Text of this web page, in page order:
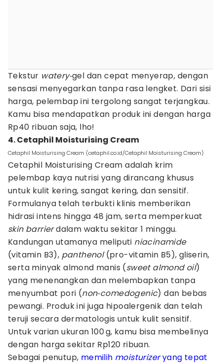
Tekstur watery‑gel dan cepat menyerap, dengan
sensasi menyegarkan tanpa rasa lengket. Dari sisi
harga, pelembap ini tergolong sangat terjangkau.
Kamu bisa mendapatkan produk ini dengan harga
Rp40 ribuan saja, lho!
4. Cetaphil Moisturising Cream
Cetaphil Moisturising Cream (cetaphil.co.id/Cetaphil Moisturising Cream)
Cetaphil Moisturising Cream adalah krim
pelembap kaya nutrisi yang dirancang khusus
untuk kulit kering, sangat kering, dan sensitif.
Formulanya telah terbukti klinis memberikan
hidrasi intens hingga 48 jam, serta memperkuat
skin barrierdalam waktu sekitar 1 minggu.
Kandungan utamanya meliputi niacinamide
(vitamin B3), panthenol(pro-vitamin B5), gliserin,
serta minyak almond manis (sweet almond oil)
yang menenangkan dan melembapkan tanpa
menyumbat pori (non‑comedogenic) dan bebas
pewangi. Produk ini juga hipoalergenik dan telah
teruji secara dermatologis untuk kulit sensitif.
Untuk varian ukuran 100 g, kamu bisa membelinya
dengan harga sekitar Rp120 ribuan.
Sebagai penutup, memilih moisturizeryang tepat